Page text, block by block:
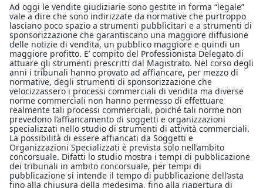
Ad oggi le vendite giudiziarie sono gestite in forma “legale”
vale a dire che sono indirizzate da normative che purtroppo
lasciano poco spazio a strumenti pubblicitari e a strumenti di
sponsorizzazione che garantiscano una maggiore diffusione
delle notizie di vendita, un pubblico maggiore e quindi un
maggiore profitto. E’ compito del Professionista Delegato di
attuare gli strumenti prescritti dal Magistrato. Nel corso degli
anni i tribunali hanno provato ad affiancare, per mezzo di
normative, degli strumenti di sponsorizzazione che
velocizzassero i processi commerciali di vendita ma diverse
norme commerciali non hanno permesso di effettuare
realmente tali processi commerciali, poiché tali norme non
prevedono l’affiancamento di soggetti e organizzazioni
specializzati nello studio di strumenti di attività commerciali.
La possibilità di essere affiancati da Soggetti e
Organizzazioni Specializzati è prevista solo nell’ambito
concorsuale. Difatti lo studio mostra i tempi di pubblicazione
dei tribunali in ambito concorsuale, per tempi di
pubblicazione si intende il tempo di pubblicazione dell’asta
fino alla chiusura della medesima, fino alla riapertura di